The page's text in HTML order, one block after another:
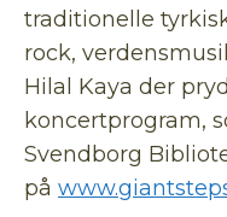
traditionelle
rock,
Hilal Kaya der
koncertprogram,
Svendborg
på